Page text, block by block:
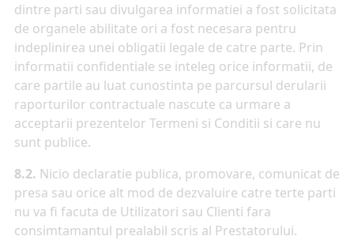
dintre parti sau divulgarea informatiei a fost solicitata
de organele abilitate ori a fost necesara pentru
indeplinirea unei obligatii legale de catre parte. Prin
informatii confidentiale se inteleg orice informatii, de
care partile au luat cunostinta pe parcursul derularii
raporturilor contractuale nascute ca urmare a
acceptarii prezentelor Termeni si Conditii si care nu
sunt publice.
8.2. Nicio declaratie publica, promovare, comunicat de
presa sau orice alt mod de dezvaluire catre terte parti
nu va fi facuta de Utilizatori sau Clienti fara
consimtamantul prealabil scris al Prestatorului.